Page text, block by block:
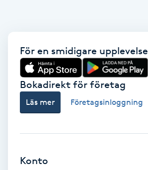
Brynplockning
Bröllopsuppsättning
Celluliter
Coachning
För en smidigare upplevelse
Bokadirekt för företag
Läs mer Företagsinloggning
Konto